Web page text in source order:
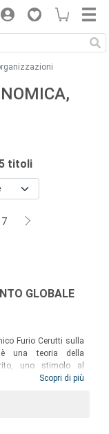
titoli
7
GLOBALE
Furio Cerutti sulla
una teoria della
uno stimolo al
nel mondo dopo che
approfondita,
contribuisce a una
Scopri di più